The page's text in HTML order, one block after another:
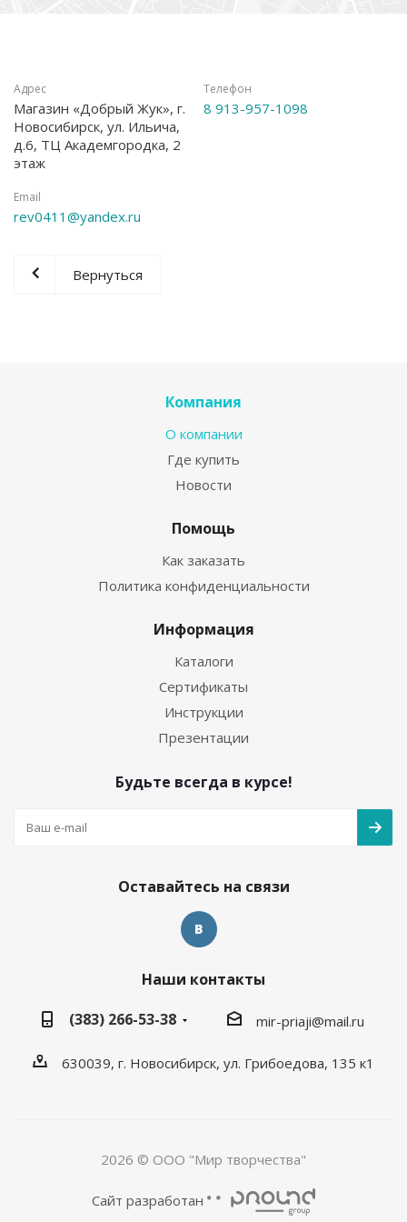
Адрес
Магазин «Добрый Жук», г.
Новосибирск, ул. Ильича,
д.6, ТЦ Академгородка, 2
этаж
Телефон
8 913-957-1098
Email
rev0411@yandex.ru
Вернуться
Компания
О компании
Где купить
Новости
Помощь
Как заказать
Политика конфиденциальности
Информация
Каталоги
Сертификаты
Инструкции
Презентации
Будьте всегда в курсе!
Оставайтесь на связи
Наши контакты
(383) 266-53-38
mir-priaji@mail.ru
630039, г. Новосибирск, ул. Грибоедова, 135 к1
2026 © ООО "Мир творчества"
Сайт разработан